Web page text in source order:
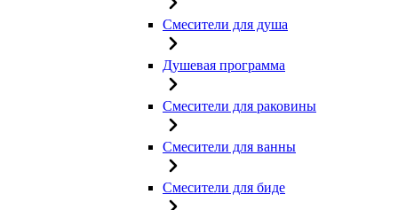
Смесители для душа
Душевая программа
Смесители для раковины
Смесители для ванны
Смесители для биде